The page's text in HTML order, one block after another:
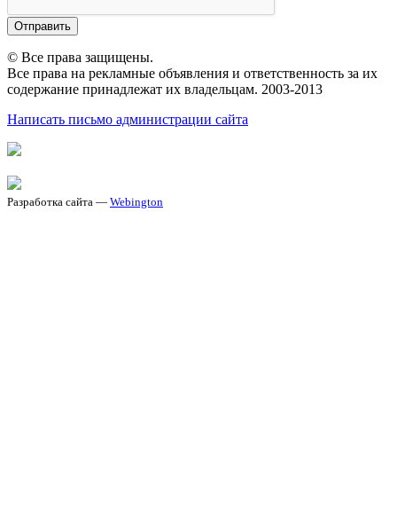
Отправить
© Все права защищены.
Все права на рекламные объявления и ответственность за их
содержание принадлежат их владельцам. 2003-2013
Написать письмо администрации сайта
Разработка сайта — Webington